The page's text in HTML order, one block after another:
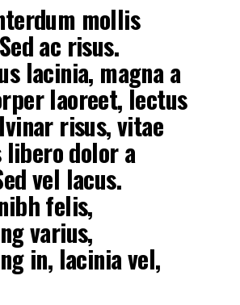
mollis
ac risus.
lacinia, magna a
laoreet, lectus
risus, vitae
dolor a
vel lacus.
felis,
varius,
in, lacinia vel,